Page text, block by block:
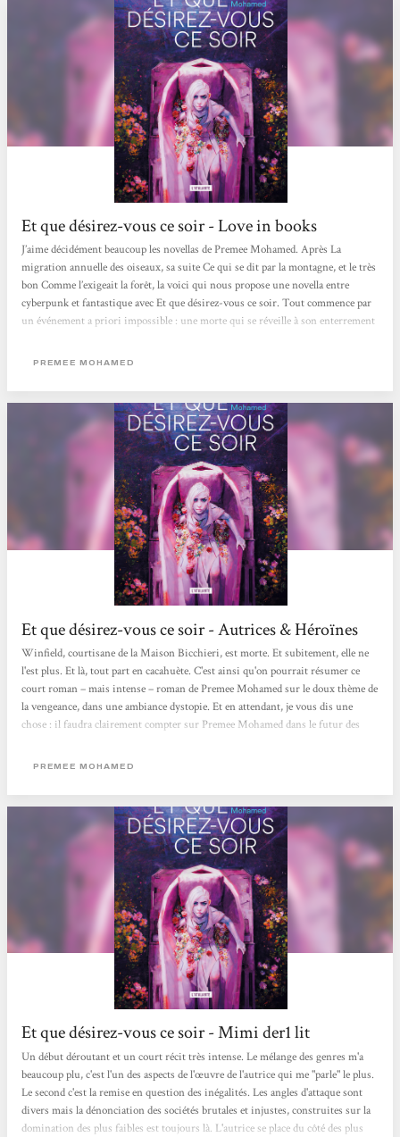
Et que désirez-vous ce soir - Love in books
J’aime décidément beaucoup les novellas de Premee Mohamed. Après La
migration annuelle des oiseaux, sa suite Ce qui se dit par la montagne, et le très
bon Comme l’exigeait la forêt, la voici qui nous propose une novella entre
cyberpunk et fantastique avec Et que désirez-vous ce soir. Tout commence par
un événement a priori impossible : une morte qui se réveille à son enterrement
narratrice de cette histoire, courtisane de luxe dans la Maison la plus huppée de
PREMEE MOHAMED
Et que désirez-vous ce soir - Autrices & Héroïnes
Winfield, courtisane de la Maison Bicchieri, est morte. Et subitement, elle ne
l'est plus. Et là, tout part en cacahuète. C'est ainsi qu'on pourrait résumer ce
court roman – mais intense – roman de Premee Mohamed sur le doux thème de
la vengeance, dans une ambiance dystopie. Et en attendant, je vous dis une
chose : il faudra clairement compter sur Premee Mohamed dans le futur des
envoûtantes, son souffle, son univers, son intensité : tout cela vaut le détour, et
PREMEE MOHAMED
Et que désirez-vous ce soir - Mimi der1 lit
Un début déroutant et un court récit très intense. Le mélange des genres m'a
beaucoup plu, c'est l'un des aspects de l'œuvre de l'autrice qui me "parle" le plus.
Le second c'est la remise en question des inégalités. Les angles d'attaque sont
divers mais la dénonciation des sociétés brutales et injustes, construites sur la
domination des plus faibles est toujours là. L'autrice se place du côté des plus